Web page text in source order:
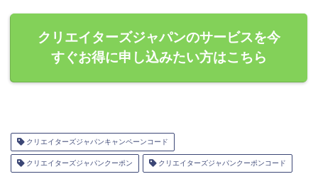
クリエイターズジャパンのサービスを今
すぐお得に申し込みたい方はこちら
クリエイターズジャパンキャンペーンコード
クリエイターズジャパンクーポン クリエイターズジャパンクーポンコード